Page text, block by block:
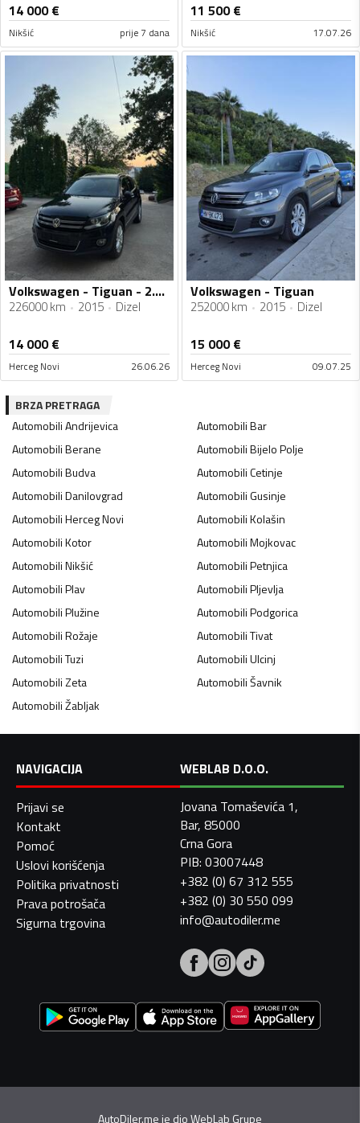
14 000€
Nikšić prije 7 dana
11 500€
Nikšić 17.07.26
Volkswagen - Tiguan - 2.0 Tdi
226000 km 2015 Dizel
14 000€
Herceg Novi 26.06.26
Volkswagen - Tiguan
252000 km 2015 Dizel
15 000€
Herceg Novi 09.07.25
BRZA PRETRAGA
AutomobiliAndrijevica AutomobiliBar
AutomobiliBerane AutomobiliBijelo Polje
AutomobiliBudva AutomobiliCetinje
AutomobiliDanilovgrad AutomobiliGusinje
AutomobiliHerceg Novi AutomobiliKolašin
AutomobiliKotor AutomobiliMojkovac
AutomobiliNikšić AutomobiliPetnjica
AutomobiliPlav AutomobiliPljevlja
AutomobiliPlužine AutomobiliPodgorica
AutomobiliRožaje AutomobiliTivat
AutomobiliTuzi AutomobiliUlcinj
AutomobiliZeta AutomobiliŠavnik
AutomobiliŽabljak
NAVIGACIJA
Prijavi se
Kontakt
Pomoć
Uslovi korišćenja
Politika privatnosti
Prava potrošača
Sigurna trgovina
WEBLAB D.O.O.
Jovana Tomaševića 1,
Bar, 85000
Crna Gora
PIB: 03007448
+382 (0) 67 312 555
+382 (0) 30 550 099
info@autodiler.me
AutoDiler.me je dioWebLab Grupe